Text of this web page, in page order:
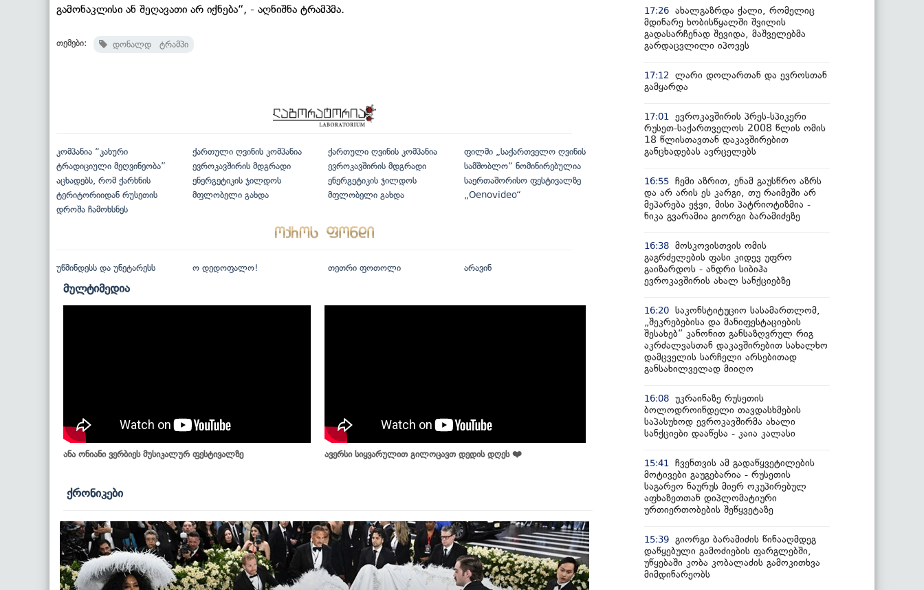
გამონაკლისი ან შეღავათი არ იქნება“, - აღნიშნა ტრამპმა.
თემები: დონალდ ტრამპი
კომპანია “კახური
ტრადიციული მეღვინეობა”
აცხადებს, რომ ქარხნის
ტერიტორიიდან რუსეთის
დროშა ჩამოხსნეს
ქართული ღვინის კომპანია
ევროკავშირის მდგრადი
ენერგეტიკის ჯილდოს
მფლობელი გახდა
ქართული ღვინის კომპანია
ევროკავშირის მდგრადი
ენერგეტიკის ჯილდოს
მფლობელი გახდა
ფილმი „საქართველო ღვინის
სამშობლო“ ნომინირებულია
საერთაშორისო ფესტივალზე
„Oenovideo“
უწმინდესს და უნეტარესს ო დედოფალო! თეთრი ფოთოლი არავინ
მულტიმედია
ანა ონიანი ვერბიეს მუსიკალურ ფესტივალზე ავერსი სიყვარულით გილოცავთ დედის დღეს ❤️
ქრონიკები
17:26 ახალგაზრდა ქალი, რომელიც
მდინარე ხობისწყალში შვილის
გადასარჩენად შევიდა, მაშველებმა
გარდაცვლილი იპოვეს
17:12
ლარი დოლართან და ევროსთან
გამყარდა
17:01
ევროკავშირის პრეს-სპიკერი
რუსეთ-საქართველოს 2008 წლის ომის
18 წლისთავთან დაკავშირებით
განცხადებას ავრცელებს
16:55 ჩემი აზრით, ენამ გაუსწრო აზრს
და არ არის ეს კარგი, თუ რაიმეში არ
მეპარება ეჭვი, მისი პატრიოტიზმია -
ნიკა გვარამია გიორგი ბარამიძეზე
16:38 მოსკოვისთვის ომის
გაგრძელების ფასი კიდევ უფრო
გაიზარდოს - ანდრი სიბიჰა
ევროკავშირის ახალ სანქციებზე
16:20 საკონსტიტუციო სასამართლომ,
„შეკრებებისა და მანიფესტაციების
შესახებ“ კანონით განსაზღვრულ რიგ
აკრძალვასთან დაკავშირებით სახალხო
დამცველის სარჩელი არსებითად
განსახილველად მიიღო
16:08 უკრაინაზე რუსეთის
ბოლოდროინდელი თავდასხმების
საპასუხოდ ევროკავშირმა ახალი
სანქციები დააწესა - კაია კალასი
15:41
ჩვენთვის ამ გადაწყვეტილების
მოტივები გაუგებარია - რუსეთის
საგარეო ნაურუს მიერ ოკუპირებულ
აფხაზეთთან დიპლომატიური
ურთიერთობების შეწყვეტაზე
15:39 გიორგი ბარამიძის წინააღმდეგ
დაწყებული გამოძიების ფარგლებში,
უწყებაში კობა კობალაძის გამოკითხვა
მიმდინარეობს